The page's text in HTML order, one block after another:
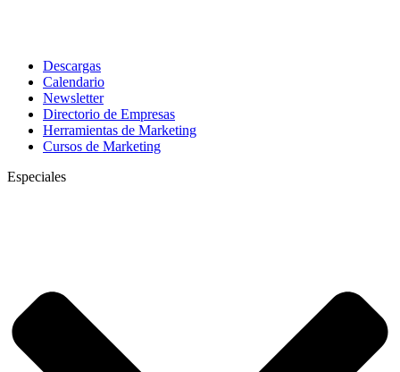
Descargas
Calendario
Newsletter
Directorio de Empresas
Herramientas de Marketing
Cursos de Marketing
Especiales